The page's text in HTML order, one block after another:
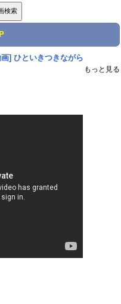
] ひといきつきながら
もっと見る